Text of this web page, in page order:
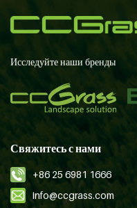
Исследуйте наши бренды
Свяжитесь с нами
+86 25 6981 1666
info@ccgrass.com